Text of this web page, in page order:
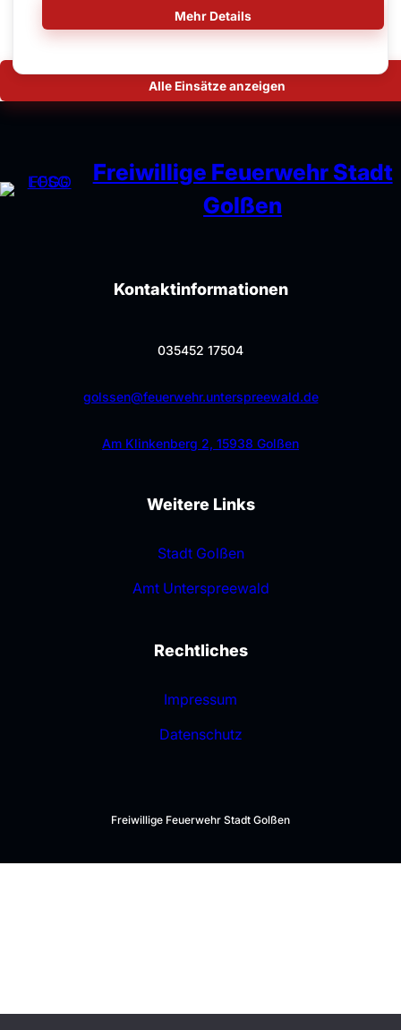
Mehr Details
Alle Einsätze anzeigen
Freiwillige Feuerwehr Stadt
Golßen
Weitere Links
Stadt Golßen
Amt Unterspreewald
Rechtliches
Impressum
Datenschutz
Kontaktinformationen
035452 17504
golssen@feuerwehr.unterspreewald.de
Am Klinkenberg 2, 15938 Golßen
Freiwillige Feuerwehr Stadt Golßen